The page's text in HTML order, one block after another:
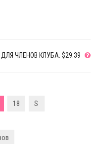
ДЛЯ ЧЛЕНОВ КЛУБА: $29.39
18 S